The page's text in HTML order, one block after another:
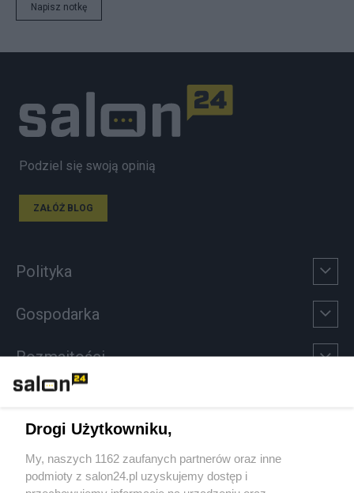
Napisz notkę
Podziel się swoją opinią
ZAŁÓŻ BLOG
Polityka
Gospodarka
Rozmaitości
Sport
Społeczeństwo
Drogi Użytkowniku,
My, naszych 1162 zaufanych partnerów oraz inne
podmioty z salon24.pl uzyskujemy dostęp i